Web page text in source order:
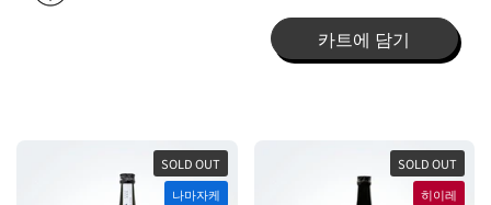
카트에 담기
SOLD OUT
나마자케
SOLD OUT
히이레